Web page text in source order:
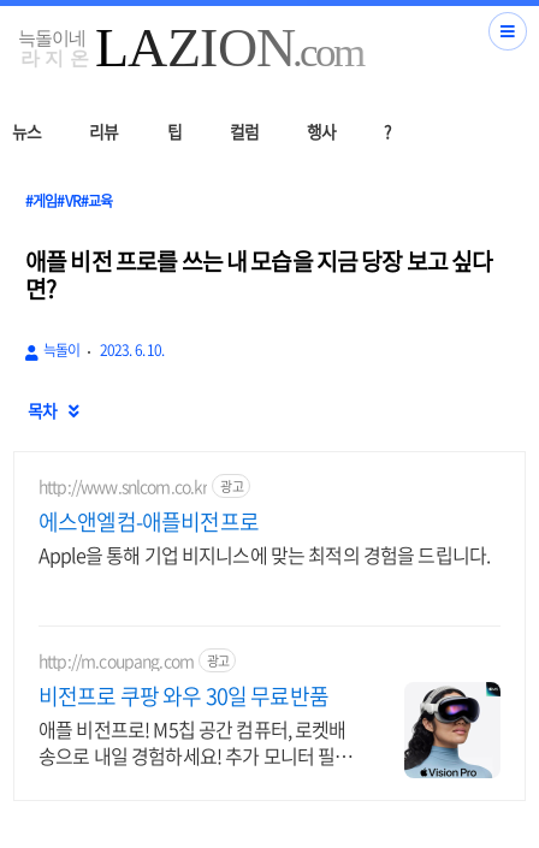
뉴스 리뷰 팁 컬럼 행사 ?
#게임#VR#교육
애플 비전 프로를 쓰는 내 모습을 지금 당장 보고 싶다
면?
늑돌이 2023. 6. 10.
목차 
http://www.snlcom.co.kr 광고
에스앤엘컴-애플비전프로
Apple을 통해 기업 비지니스에 맞는 최적의 경험을 드립니다.
http://m.coupang.com 광고
비전프로 쿠팡 와우 30일 무료반품
애플 비전프로! M5칩 공간 컴퓨터, 로켓배
송으로 내일 경험하세요! 추가 모니터 필요